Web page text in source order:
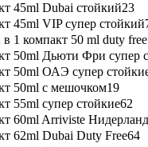
45ml Dubai стойкий23
45ml VIP супер стойкий
в 1 компакт 50 ml duty free
50ml Дьюти Фри супер
50ml ОАЭ супер
50ml с мешочком19
55ml супер стойкие62
60ml Arriviste
62ml Dubai Duty Free64